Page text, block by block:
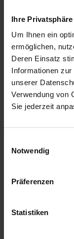
Ihre
Um Ihnen ein
ermöglichen,
Deren Einsatz
Informationen
unserer
Verwendung von
Sie jederzeit
Notwendig
Präferenzen
Statistiken
Gold, Go...
$343.00